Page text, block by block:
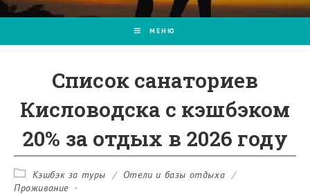
МЕНЮ
Список санаториев
Кисловодска с кэшбэком
20% за отдых в 2026 году
Рубрика
записи:
Кэшбэк за туры / Отели и базы отдыха /
Проживание